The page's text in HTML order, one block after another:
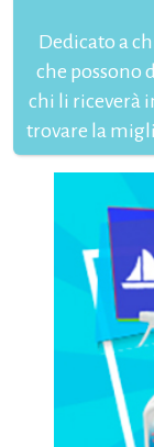
Dedicato a
che possono
chi li riceverà
trovare la